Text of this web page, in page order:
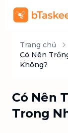
Trang chủ
Có Nên
Không?
Có Nên
Trong